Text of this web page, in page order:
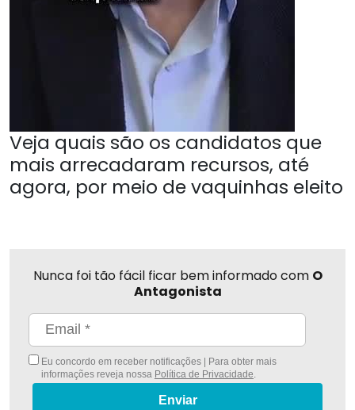
Veja quais são os candidatos que
mais arrecadaram recursos, até
agora, por meio de vaquinhas eleito
Nunca foi tão fácil ficar bem informado com O
Antagonista
Eu concordo em receber notificações | Para obter mais
informações reveja nossa Política de Privacidade
Enviar